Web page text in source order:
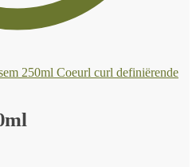
Coeurl curl definiërende